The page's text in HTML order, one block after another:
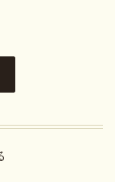
るみ・アー
お日持ちす